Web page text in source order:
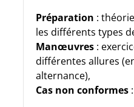
Préparation :
les différents types
Manœuvres :
différentes allures
alternance),
Cas non conformes